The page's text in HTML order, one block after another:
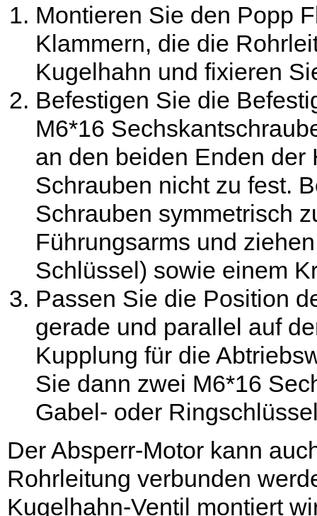
Montieren Sie den Popp
Klammern, die die
Kugelhahn und fixieren
Befestigen Sie die
M6*16
an den beiden Enden
Schrauben nicht zu fest.
Schrauben symmetrisch
Führungsarms und
Schlüssel) sowie einem
Passen Sie die Position
gerade und parallel auf
Kupplung für die
Sie dann zwei M6*16
Gabel- oder
Der Absperr-Motor kann
Rohrleitung verbunden
Kugelhahn-Ventil montiert